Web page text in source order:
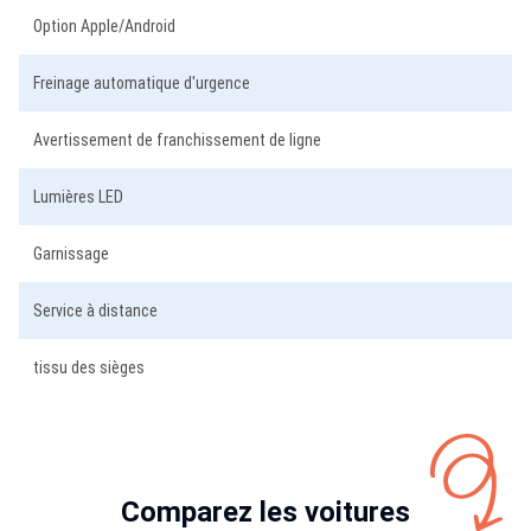
Option Apple/Android
Freinage automatique d'urgence
Avertissement de franchissement de ligne
Lumières LED
Garnissage
Service à distance
tissu des sièges
Comparez les voitures